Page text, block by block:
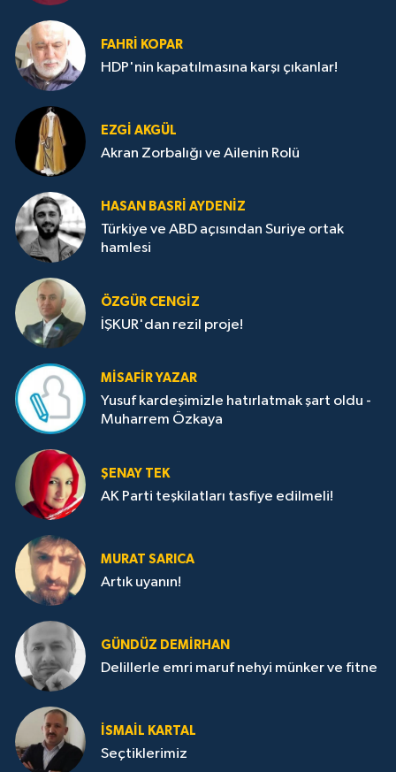
FAHRI KOPAR
HDP'nin kapatılmasına karşı çıkanlar!
EZGI AKGÜL
Akran Zorbalığı ve Ailenin Rolü
HASAN BASRI AYDENIZ
Türkiye ve ABD açısından Suriye ortak
hamlesi
ÖZGÜR CENGIZ
İŞKUR'dan rezil proje!
MISAFIR YAZAR
Yusuf kardeşimizle hatırlatmak şart oldu -
Muharrem Özkaya
ŞENAY TEK
AK Parti teşkilatları tasfiye edilmeli!
MURAT SARICA
Artık uyanın!
GÜNDÜZ DEMIRHAN
Delillerle emri maruf nehyi münker ve fitne
İSMAIL KARTAL
Seçtiklerimiz